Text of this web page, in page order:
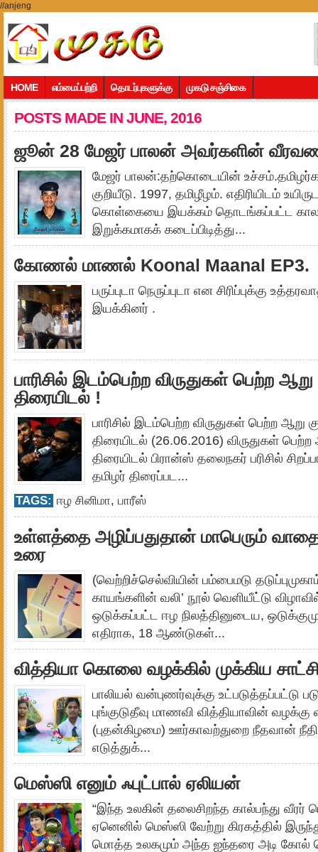
//anjeng
HOME எம்மைப்பற்றி தொடர்புகளுக்கு முகடு சஞ்சிகை
POSTS MADE IN JUNE, 2016
ஜூன் 28 மேஜர் பாலன் அவர்களின்
மேஜர் பாலன்:தற்கொடையின்
குறியீடு. 1997, தமிழீழம். எதிரியிடம்
கொள்கையை இயக்கம் தொடங்கப்பட்ட காலம்
இறுக்கமாகக் கடைப்பிடித்து...
கோணல் மாணல் Koonal Maanal EP3.
பருப்புடா நெருப்புடா என சிரிப்புக்கு
இயக்கினர் .
பாரிசில் இடம்பெற்ற விருதுகள் பெற்ற
திரையிடல் !
பாரிசில் இடம்பெற்ற விருதுகள் பெற்ற ஆறு
திரையிடல் (26.06.2016) விருதுகள்
திரையிடல் பிரான்ஸ் தலைநகர் பரிசில்
தமிழர் திரைப்பட...
TAGS: ஈழ சினிமா, பாரீஸ்
உள்ளத்தை அழிப்பதுதான் மாபெரும்
உரை
(வெற்றிச்செல்வியின் பம்பைமடு
காயங்களின் வலி’ நூல் வெளியீட்டு
ஒடுக்கப்பட்ட ஈழ நிலத்தினுடைய,
எதிராக, 18 ஆண்டுகள்...
வித்தியா கொலை வழக்கில் முக்கிய
பாலியல் வன்புணர்வுக்கு உட்படுத்தப்பட்டு
புங்குடுதீவு மாணவி வித்தியாவின்
(புதன்கிழமை) ஊர்காவற்துறை நீதவான்
எடுத்துக்...
மெஸ்ஸி எனும் ஃபுட்பால் ஏலியன்
“இந்த உலகின் தலைசிறந்த கால்பந்து
ஏனெனில் மெஸ்ஸி வேற்று கிரகத்தில்
மொத்த உலகமும் அந்த ஐந்தரை அடி கோல்